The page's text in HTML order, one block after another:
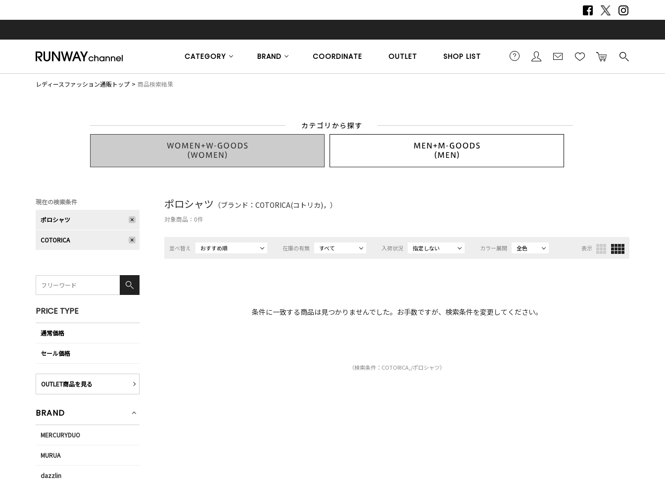
CATEGORY BRAND COORDINATE OUTLET SHOP LIST
レディースファッション通販トップ 商品検索結果
ポロシャツ （ブランド：COTORICA(コトリカ)，）
対象商品： 0件
並べ替え おすすめ順 在庫の有無 すべて 入荷状況 指定しない カラー展開 全色 表示
条件に一致する商品は見つかりませんでした。お手数ですが、検索条件を変更してください。
（検索条件：COTORICA,/ポロシャツ）
現在の検索条件
ポロシャツ
COTORICA
PRICE TYPE
通常価格
セール価格
OUTLET商品を見る
BRAND
MERCURYDUO
MURUA
dazzlin